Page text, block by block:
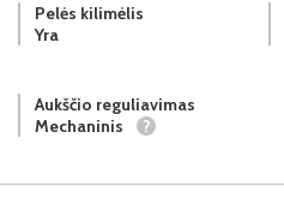
Pelės kilimėlis
Yra
Aukščio reguliavimas
Mechaninis
?